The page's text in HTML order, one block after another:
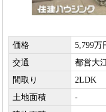
価格
5,799万
交通
都営大
間取り
2LDK
土地面積
-